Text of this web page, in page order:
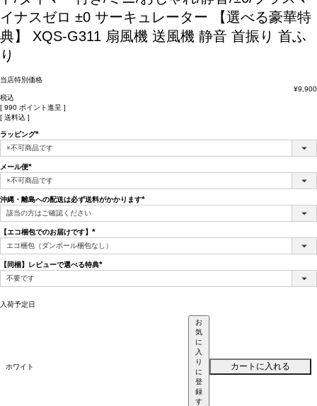
イナスゼロ ±0 サーキュレーター 【選べる豪華特
典】 XQS-G311 扇風機 送風機 静音 首振り 首ふ
り
当店特別価格
¥9,900
税込
[ 990 ポイント進呈 ]
送料込
ラッピング
(必
メール便
(必
須)
沖縄・離島への配送は必ず送料がかかります
【エコ梱包でのお届けです】
(必
須)
【同梱】レビューで選べる特典
入荷予定日
ホワイト
お
気
に
入
り
に
登
録
す
カートに入れる